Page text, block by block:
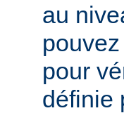
au
pour
définie